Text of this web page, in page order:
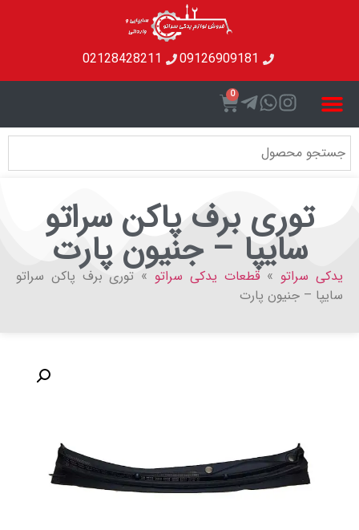
09126909181
02128428211
0
برف پاکن سراتو
سایپا – جنیون پارت
»قطعات یدکی سراتو»توری برف پاکن سراتو
جنیون پارت